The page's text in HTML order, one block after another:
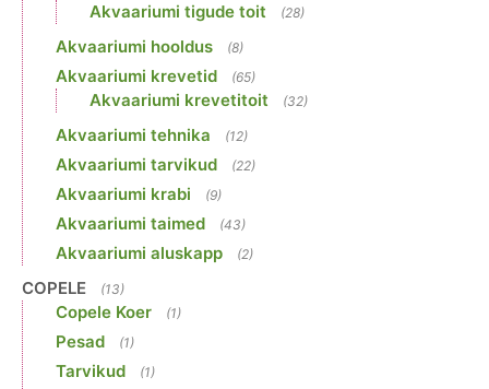
Akvaariumi tigude toit (28)
Akvaariumi hooldus (8)
Akvaariumi krevetid (65)
Akvaariumi krevetitoit (32)
Akvaariumi tehnika (12)
Akvaariumi tarvikud (22)
Akvaariumi krabi (9)
Akvaariumi taimed (43)
Akvaariumi aluskapp (2)
COPELE (13)
Copele Koer (1)
Pesad (1)
Tarvikud (1)